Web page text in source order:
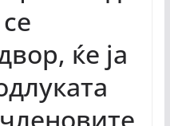
ќе ја